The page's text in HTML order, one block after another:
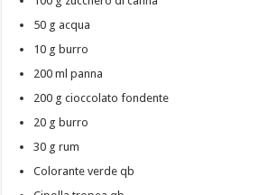
50 g acqua
10 g burro
200 ml panna
200 g cioccolato fondente
20 g burro
30 g rum
Colorante verde qb